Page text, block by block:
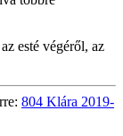
esté végéről, az
804 Klára 2019-